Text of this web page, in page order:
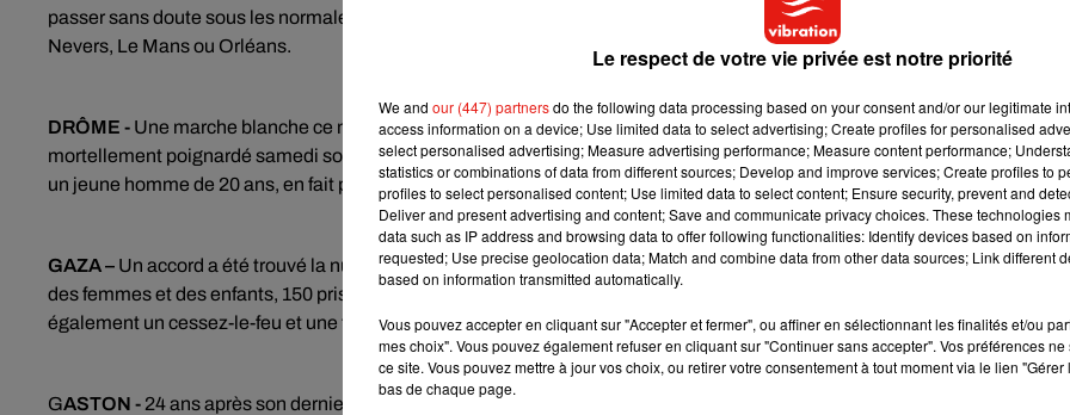
passer sans doute sous les normales de saison. On attend ainsi 0 au réveil demain à Issoudun et Bourges, 2 à Romorantin,
Nevers, Le Mans ou Orléans.
DRÔME - Une marche blanche ce mercredi dans la Drôme. Marche en hommage à Thomas, adolescent de 16 ans
mortellement poignardé samedi soir. Hier, 9 personnes ont été interpellées, notamment à Toulouse. L’auteur du coup
un jeune homme de 20 ans, en fait partie.
GAZA – Un accord a été trouvé la nuit dernière entre Israël et le Hamas pour libérer 50 otages retenus à Gaza. En
des femmes et des enfants, 150 prisonniers palestiniens détenus par l’État hébreux seront libérés. L’accord prévoit
également un cessez-le-feu et une trêve humanitaire de 4 jours.
GASTON - 24 ans après son dernier album, le plus maladroit des personnages de BD Gaston Lagaffe fait son retour en
Le respect de votre vie privée est notre priorité
We and our (447) partnersdo the following data processing based on your consent and/or our legitimate
access information on a device; Use limited data to select advertising; Create profiles for personalised
select personalised advertising; Measure advertising performance; Measure content performance;
statistics or combinations of data from different sources; Develop and improve services; Create profiles to
profiles to select personalised content; Use limited data to select content; Ensure security, prevent and
Deliver and present advertising and content; Save and communicate privacy choices. These technologies
data such as IP address and browsing data to offer following functionalities: Identify devices based on
requested; Use precise geolocation data; Match and combine data from other data sources; Link different
based on information transmitted automatically.
Vous pouvez accepter en cliquant sur "Accepter et fermer", ou affiner en sélectionnant les finalités et/ou
mes choix". Vous pouvez également refuser en cliquant sur "Continuer sans accepter". Vos préférences
ce site. Vous pouvez mettre à jour vos choix, ou retirer votre consentement à tout moment via le lien
bas de chaque page.